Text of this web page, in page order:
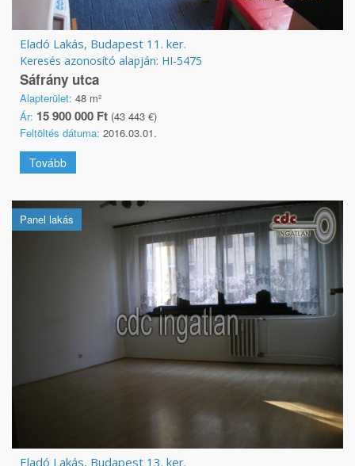
Eladó Lakás, Budapest 11. ker.
Keresés azonosító alapján: HI-5475
Sáfrány utca
Alapterület: 48 m²
Ár: 15 900 000 Ft (43 443 €)
Feltöltés dátuma: 2016.03.01.
Tovább
Panel lakás
Eladó Lakás, Budapest 13. ker.